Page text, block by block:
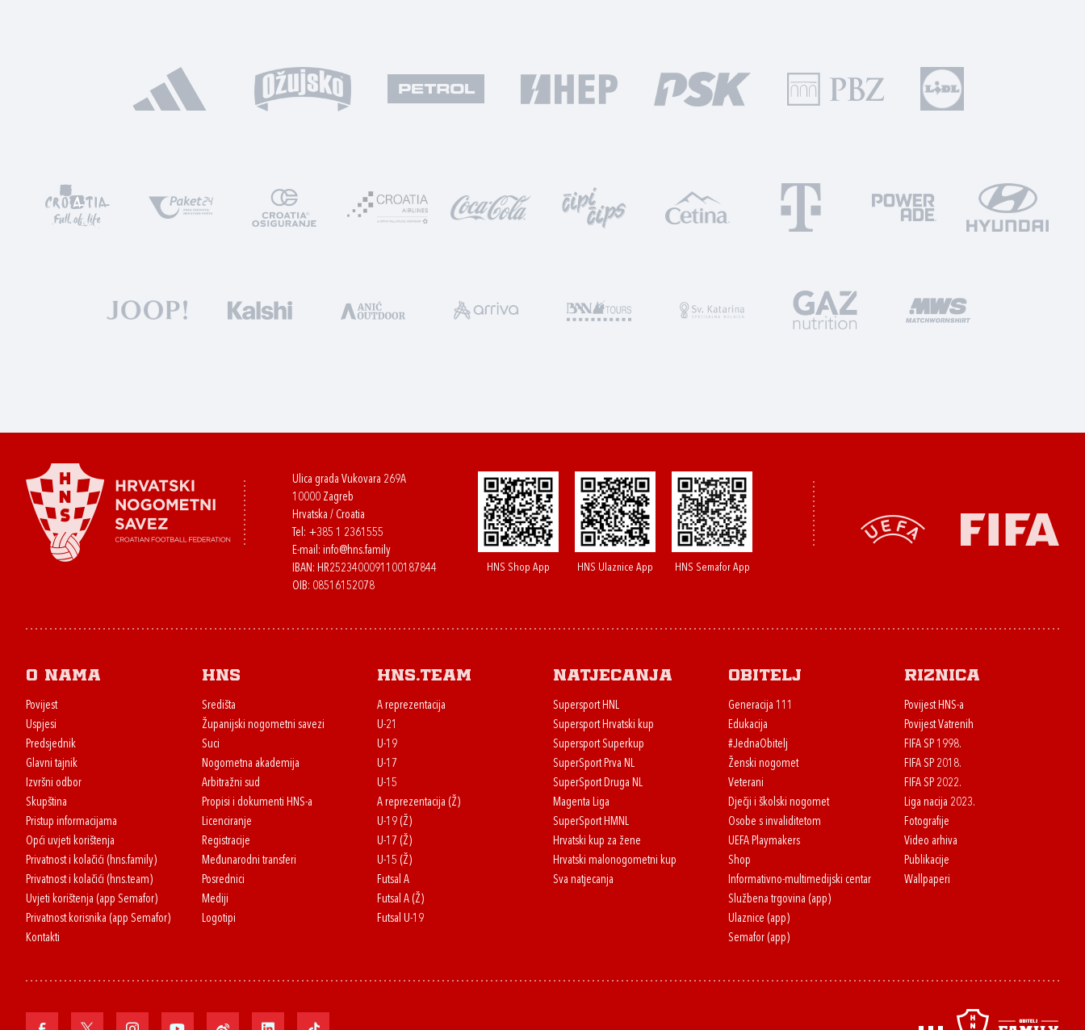
Ulica grada Vukovara 269A
10000 Zagreb
Hrvatska / Croatia
Tel: +385 1 2361555
E-mail: info@hns.family
IBAN: HR2523400091100187844
OIB: 08516152078
HNS Shop App HNS Ulaznice App HNS Semafor App
O nama
Povijest
Uspjesi
Predsjednik
Glavni tajnik
Izvršni odbor
Skupština
Pristup informacijama
Opći uvjeti korištenja
Privatnost i kolačići (hns.family)
Privatnost i kolačići (hns.team)
Uvjeti korištenja (app Semafor)
Privatnost korisnika (app Semafor)
Kontakti
HNS
Središta
Županijski nogometni savezi
Suci
Nogometna akademija
Arbitražni sud
Propisi i dokumenti HNS-a
Licenciranje
Registracije
Međunarodni transferi
Posrednici
Mediji
Logotipi
HNS.team
A reprezentacija
U-21
U-19
U-17
U-15
A reprezentacija (Ž)
U-19 (Ž)
U-17 (Ž)
U-15 (Ž)
Futsal A
Futsal A (Ž)
Futsal U-19
Natjecanja
Supersport HNL
Supersport Hrvatski kup
Supersport Superkup
SuperSport Prva NL
SuperSport Druga NL
Magenta Liga
SuperSport HMNL
Hrvatski kup za žene
Hrvatski malonogometni kup
Sva natjecanja
Obitelj
Generacija 111
Edukacija
#JednaObitelj
Ženski nogomet
Veterani
Dječji i školski nogomet
Osobe s invaliditetom
UEFA Playmakers
Shop
Informativno-multimedijski centar
Službena trgovina (app)
Ulaznice (app)
Semafor (app)
Riznica
Povijest HNS-a
Povijest Vatrenih
FIFA SP 1998.
FIFA SP 2018.
FIFA SP 2022.
Liga nacija 2023.
Fotografije
Video arhiva
Publikacije
Wallpaperi